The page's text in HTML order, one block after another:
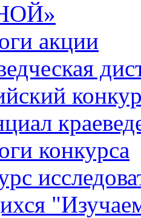
акции
конкурса